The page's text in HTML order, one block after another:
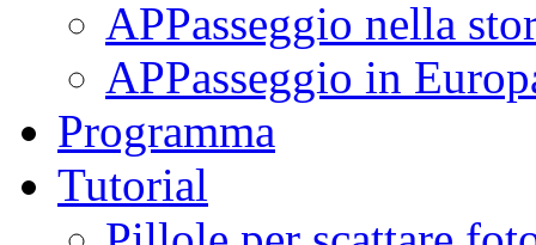
APPasseggio nella
APPasseggio in
Programma
Tutorial